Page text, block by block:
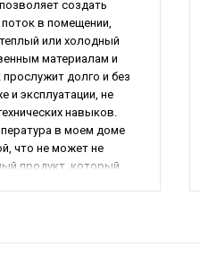
создать
в помещении,
или холодный
материалам и
долго и без
и эксплуатации, не
навыков.
в моем доме
что не может не
продукт, который